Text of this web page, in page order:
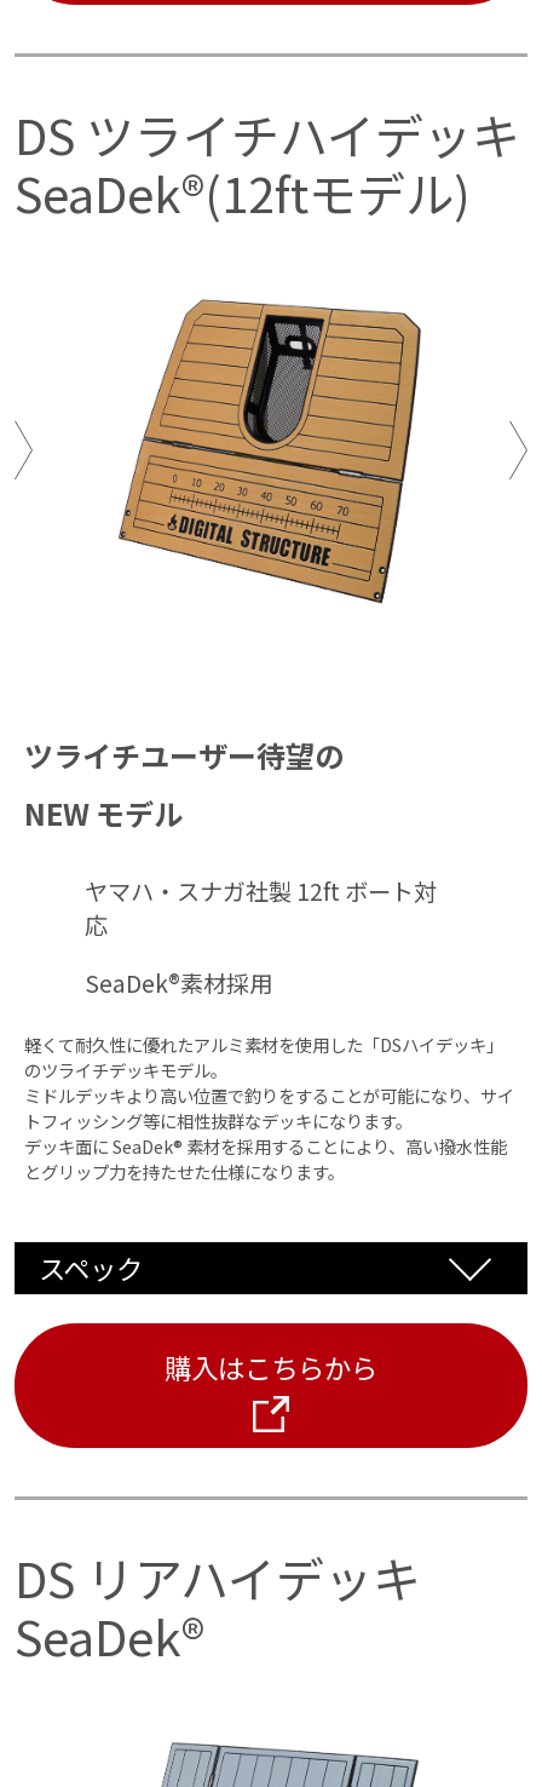
寸法
展開時：縦幅 1020㎜×横幅 980㎜、折り畳み時：縦
マリンカーペット
12ft ボート
※特殊形状のボートを除く
発砲ブロックや別売りの DS ハ イ デ ッ キ 用 吊り下
や 14ftボートにも対応可能
対応エレキ
X3・X5 シリーズ
ミンコタ社：FORTREX・MAXXUM・EDGE シリーズ
ローランス社：ゴースト
ガーミン社：フォース
DS ツライチハイデッキ
SeaDek®(12ftモデル)
ツライチユーザー待望の
NEW モデル
ヤマハ・スナガ社製 12ft ボート対
応
SeaDek®素材採用
軽くて耐久性に優れたアルミ素材を使用した「DSハイデッキ」
のツライチデッキモデル。
ミドルデッキより高い位置で釣りをすることが可能になり、サイ
トフィッシング等に相性抜群なデッキになります。
デッキ面に SeaDek® 素材を採用することにより、高い撥水性能
とグリップ力を持たせた仕様になります。
スペック
ブラック×ルビーレッド、ストームグレー ×ブラッ
ク、モカ×ブラック、ストームグ レー×バハマブル
ー、ブラック×バハマブ ルー、ブラック×ホワイト
12㎏
展開時：縦幅 930㎜×横幅 1100㎜、
折り畳み時：縦幅 550㎜×横幅 1100㎜
購入はこちらから
DS リアハイデッキ
SeaDek®